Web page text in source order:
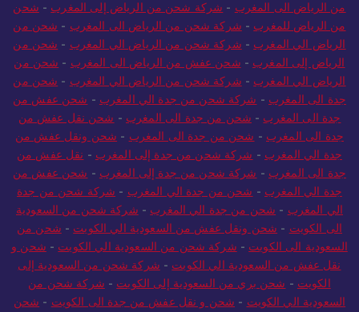
من الرياض الى المغرب - شركة شحن من الرياض إلى المغرب - شحن
من الرياض للمغرب - شركة شحن من الرياض الى المغرب - شحن من
الرياض الي المغرب - شركة شحن من الرياض الي المغرب - شحن من
الرياض إلى المغرب - شحن عفش من الرياض الى المغرب - شحن من
الرياض الي المغرب - شركة شحن من الرياض الي المغرب - شحن من
جدة الى المغرب - شركة شحن من جدة الي المغرب - شحن عفش من
جدة الى المغرب - شحن من جدة الى المغرب - شحن نقل عفش من
جدة الى المغرب - شحن من جدة الى المغرب - شحن ونقل عفش من
جدة الي المغرب - شركة شحن من جدة إلى المغرب - نقل عفش من
جدة الى المغرب - شركة شحن من جدة إلى المغرب - شحن عفش من
جدة الي المغرب - شحن من جدة الي المغرب - شركة شحن من جدة
الي المغرب - شحن من جدة الي المغرب - شركة شحن من السعودية
الى الكويت - شحن ونقل عفش من السعودية الي الكويت - شحن من
السعودية الى الكويت - شركة شحن من السعودية الي الكويت - شحن و
نقل عفش من السعودية الي الكويت - شركة شحن من السعودية إلى
الكويت - شحن بري من السعودية إلى الكويت - شركة شحن من
السعودية الي الكويت - شحن و نقل عفش من جدة الى الكويت - شحن